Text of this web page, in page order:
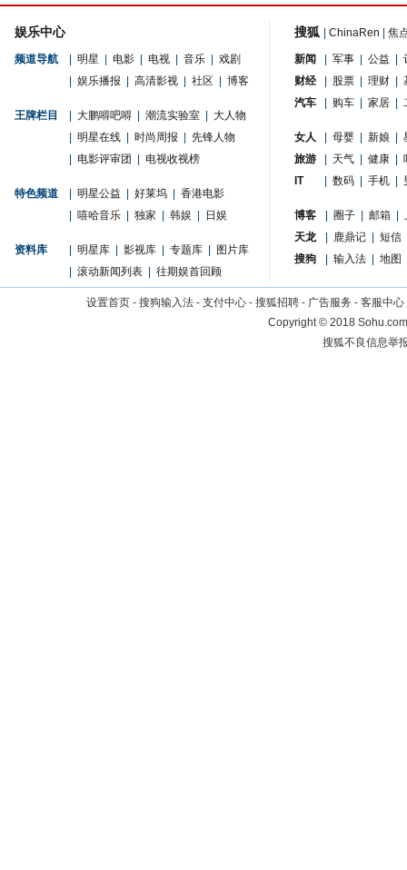
娱乐中心
频道导航 明星 电影 电视 音乐
戏剧
娱乐播报 高清影视 社区 博客
王牌栏目 大鹏嘚吧嘚 潮流实验室
大人物
明星在线 时尚周报
先锋人物
电影评审团 电视收视榜
特色频道 明星公益 好莱坞
香港电影
嘻哈音乐 独家 韩娱 日娱
资料库 明星库 影视库 专题库
图片库
滚动新闻列表 往期娱首回顾
搜狐 ChinaRen 焦
新闻 军事 公益
财经
股票 理财
汽车
购车 家居
女人 母婴 新娘
旅游
天气 健康
IT
数码 手机
博客 圈子 邮箱
天龙
鹿鼎记
短信
搜狗
输入法 地图
设置首页 - 搜狗输入法 - 支付中心 - 搜狐招聘 - 广告服务 - 客服中心
Copyright©2018
搜狐不良信息举